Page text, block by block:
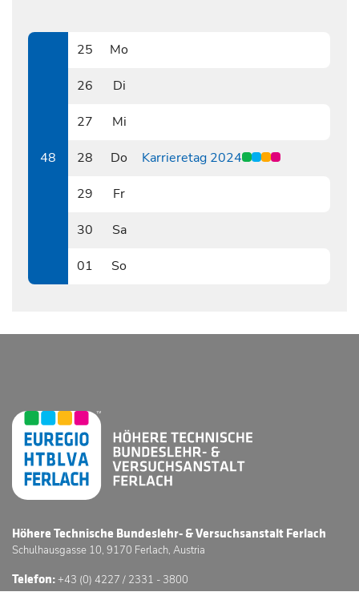
48
25
Mo
26
Di
27
Mi
28
Do Karrieretag 2024
29
Fr
30
Sa
01
So
Höhere Technische Bundeslehr- & Versuchsanstalt Ferlach
Schulhausgasse 10, 9170 Ferlach, Austria
Telefon:+43 (0) 4227 / 2331 - 3800
E-Mail: